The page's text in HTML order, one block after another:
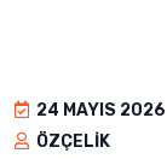
24 MAYIS 2026
ÖZÇELIK